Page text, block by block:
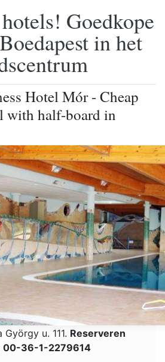
Goedkope
in het
Hotel Mór - Cheap
with half-board in
u. 111. Reserveren
00-36-1-2279614